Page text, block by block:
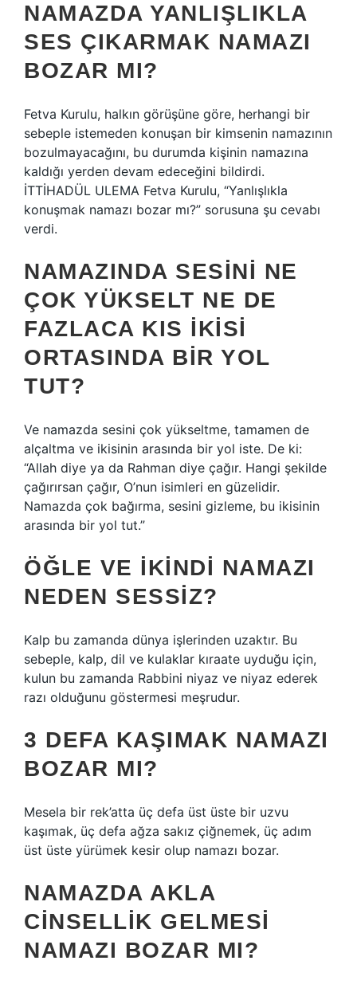
NAMAZDA YANLIŞLIKLA
SES ÇIKARMAK NAMAZI
BOZAR MI?
Fetva Kurulu, halkın görüşüne göre, herhangi bir
sebeple istemeden konuşan bir kimsenin namazının
bozulmayacağını, bu durumda kişinin namazına
kaldığı yerden devam edeceğini bildirdi.
İTTİHADÜL ULEMA Fetva Kurulu, “Yanlışlıkla
konuşmak namazı bozar mı?” sorusuna şu cevabı
verdi.
NAMAZINDA SESINI NE
ÇOK YÜKSELT NE DE
FAZLACA KIS IKISI
ORTASINDA BIR YOL
TUT?
Ve namazda sesini çok yükseltme, tamamen de
alçaltma ve ikisinin arasında bir yol iste. De ki:
“Allah diye ya da Rahman diye çağır. Hangi şekilde
çağırırsan çağır, O’nun isimleri en güzelidir.
Namazda çok bağırma, sesini gizleme, bu ikisinin
arasında bir yol tut.”
ÖĞLE VE IKINDI NAMAZI
NEDEN SESSIZ?
Kalp bu zamanda dünya işlerinden uzaktır. Bu
sebeple, kalp, dil ve kulaklar kıraate uyduğu için,
kulun bu zamanda Rabbini niyaz ve niyaz ederek
razı olduğunu göstermesi meşrudur.
3 DEFA KAŞIMAK NAMAZI
BOZAR MI?
Mesela bir rek’atta üç defa üst üste bir uzvu
kaşımak, üç defa ağza sakız çiğnemek, üç adım
üst üste yürümek kesir olup namazı bozar.
NAMAZDA AKLA
CINSELLIK GELMESI
NAMAZI BOZAR MI?